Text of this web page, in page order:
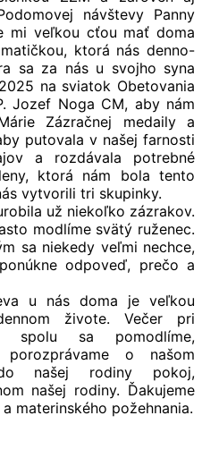
návštevy Panny
mi veľkou cťou mať doma
ktorá nás denno-
sa za nás u svojho syna
na sviatok Obetovania
Jozef Noga CM, aby nám
Zázračnej medaily a
putovala v našej farnosti
a rozdávala potrebné
ktorá nám bola tento
vytvorili tri skupinky.
už niekoľko zázrakov.
modlíme svätý ruženec.
sa niekedy veľmi nechce,
odpoveď, prečo a
u nás doma je veľkou
živote. Večer pri
spolu sa pomodlíme,
o našom
našej rodiny pokoj,
našej rodiny. Ďakujeme
materinského požehnania.